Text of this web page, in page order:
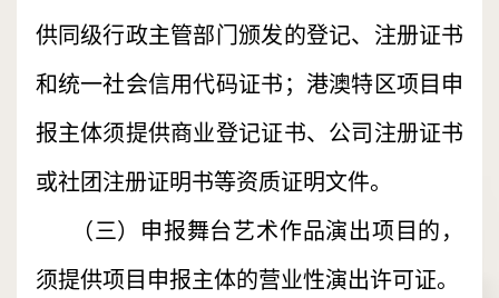
供同级行政主管部门颁发的登记、注册证书
和统一社会信用代码证书；港澳特区项目申
报主体须提供商业登记证书、公司注册证书
或社团注册证明书等资质证明文件。
（三）申报舞台艺术作品演出项目的，
须提供项目申报主体的营业性演出许可证。